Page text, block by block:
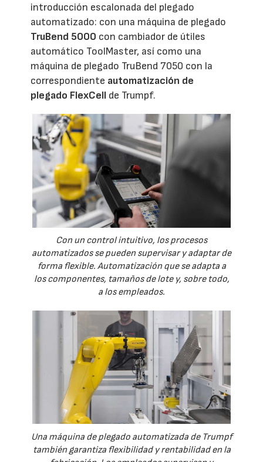
introducción escalonada del plegado
automatizado: con una máquina de plegado
TruBend 5000 con cambiador de útiles
automático ToolMaster, así como una
máquina de plegado TruBend 7050 con la
correspondiente automatización de
plegado FlexCell de Trumpf.
Con un control intuitivo, los procesos
automatizados se pueden supervisar y adaptar de
forma flexible. Automatización que se adapta a
los componentes, tamaños de lote y, sobre todo,
a los empleados.
Una máquina de plegado automatizada de Trumpf
también garantiza flexibilidad y rentabilidad en la